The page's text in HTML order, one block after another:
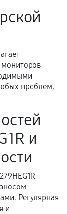
мониторов
проблем,
и
Регулярная
и